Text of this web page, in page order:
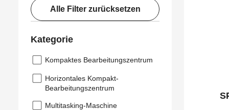
Alle Filter zurücksetzen
Kategorie
Kompaktes Bearbeitungszentrum
Horizontales Kompakt-
Bearbeitungszentrum
Multitasking-Maschine